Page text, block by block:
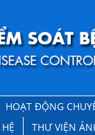
HOẠT ĐỘNG
THƯ VIỆN